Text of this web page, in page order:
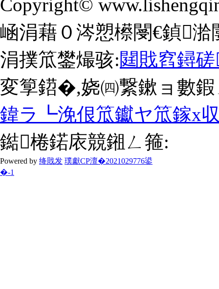
Copyright©
崡涓藉０涔愬櫒閿€鍞
涓撲笟鐢熶骇:閮戝窞鐞
変箰鍣�,娆㈣繋鏉ョ數
鍏ラ┗浼佷笟钀ヤ笟鎵х
鐑棬鍩庡競鎺ㄥ箍:
Powered by 绛戝发 璞獻CP澶�2021029776鍙
�-1